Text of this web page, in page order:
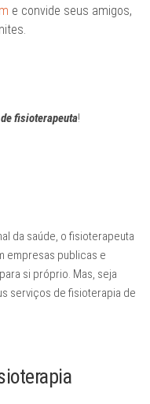
e convide seus amigos,
fisioterapeuta!
da saúde, o fisioterapeuta
empresas publicas e
si próprio. Mas, seja
serviços de fisioterapia de